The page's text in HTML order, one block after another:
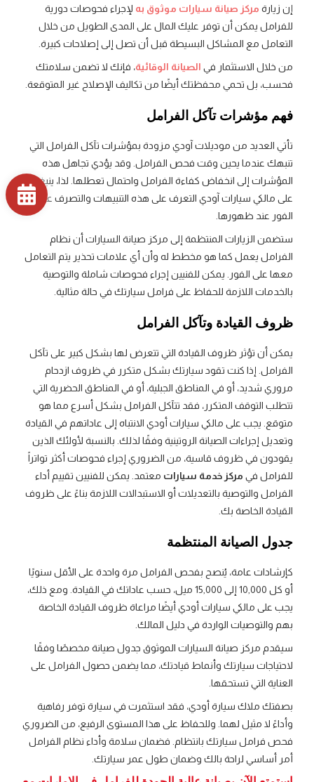
إن زيارة مركز صيانة سيارات موثوق به لإجراء فحوصات دورية
للفرامل يمكن أن توفر عليك المال على المدى الطويل من خلال
التعامل مع المشاكل البسيطة قبل أن تصل إلى إصلاحات كبيرة.
من خلال الاستثمار في الصيانة الوقائية، فإنك لا تضمن سلامتك
فحسب، بل تحمي محفظتك أيضًا من تكاليف الإصلاح غير المتوقعة.
فهم مؤشرات تآكل الفرامل
تأتي العديد من موديلات آودي مزودة بمؤشرات تآكل الفرامل التي
تنبهك عندما يحين وقت فحص الفرامل. وقد يؤدي تجاهل هذه
المؤشرات إلى انخفاض كفاءة الفرامل واحتمال تعطلها. لذا، ينبغي
على مالكي سيارات آودي التعرف على هذه التنبيهات والتصرف على
الفور عند ظهورها.
ستضمن الزيارات المنتظمة إلى مركز صيانة السيارات أن نظام
الفرامل يعمل كما هو مخطط له وأن أي علامات تحذير يتم التعامل
معها على الفور. يمكن للفنيين إجراء فحوصات شاملة والتوصية
بالخدمات اللازمة للحفاظ على فرامل سيارتك في حالة مثالية.
ظروف القيادة وتآكل الفرامل
يمكن أن تؤثر ظروف القيادة التي تتعرض لها بشكل كبير على تآكل
الفرامل. إذا كنت تقود سيارتك بشكل متكرر في ظروف ازدحام
مروري شديد، أو في المناطق الجبلية، أو في المناطق الحضرية التي
تتطلب التوقف المتكرر، فقد تتآكل الفرامل بشكل أسرع مما هو
متوقع. يجب على مالكي سيارات أودي الانتباه إلى عاداتهم في القيادة
وتعديل إجراءات الصيانة الروتينية وفقًا لذلك. بالنسبة لأولئك الذين
يقودون في ظروف قاسية، من الضروري إجراء فحوصات أكثر تواتراً
للفرامل في مركز خدمة سيارات معتمد. يمكن للفنيين تقييم أداء
الفرامل والتوصية بالتعديلات أو الاستبدالات اللازمة بناءً على ظروف
القيادة الخاصة بك.
جدول الصيانة المنتظمة
كإرشادات عامة، يُنصح بفحص الفرامل مرة واحدة على الأقل سنويًا
أو كل 10,000 إلى 15,000 ميل، حسب عاداتك في القيادة. ومع ذلك،
يجب على مالكي سيارات أودي أيضًا مراعاة ظروف القيادة الخاصة
بهم والتوصيات الواردة في دليل المالك.
سيقدم مركز صيانة السيارات الموثوق جدول صيانة مخصصًا وفقًا
لاحتياجات سيارتك وأنماط قيادتك، مما يضمن حصول الفرامل على
العناية التي تستحقها.
بصفتك ملاك سيارة أودي، فقد استثمرت في سيارة توفر رفاهية
وأداءً لا مثيل لهما. وللحفاظ على هذا المستوى الرفيع، من الضروري
فحص فرامل سيارتك بانتظام. فضمان سلامة وأداء نظام الفرامل
أمر أساسي لراحة بالك وضمان طول عمر سيارتك.